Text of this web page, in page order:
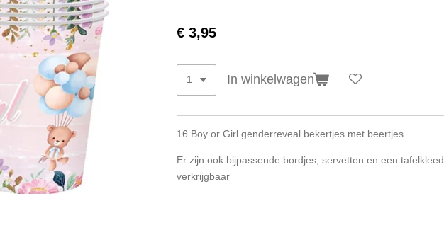
€ 3,95
In winkelwagen
16 Boy or Girl genderreveal bekertjes met beertjes
Er zijn ook bijpassende bordjes, servetten en een tafelkleed
verkrijgbaar